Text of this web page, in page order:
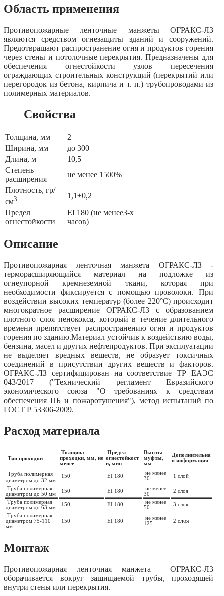
Область применения
Противопожарные ленточные манжеты ОГРАКС-ЛЗ
являются средством огнезащиты зданий и сооружений.
Предотвращают распространение огня и продуктов горения
через стены и потолочные перекрытия. Предназначены для
обеспечения огнестойкости узлов пересечения
ограждающих строительных конструкций (перекрытий или
перегородок из бетона, кирпича и т. п.) трубопроводами из
полимерных материалов.
Свойства
Толщина, мм
2
Ширина, мм
до 300
Длина, м
10,5
Степень
расширения
не менее 1500%
Плотность, гр/
см3
1,1±0,2
Предел
огнестойкости
EI 180 (не менее3-х
часов)
Описание
Противопожарная ленточная манжета ОГРАКС-ЛЗ -
терморасширяющийся материал на подложке из
огнеупорной кремнеземной ткани, которая при
необходимости фиксируется с помощью проволоки. При
воздействии высоких температур (более 220°С) происходит
многократное расширение ОГРАКС-ЛЗ с образованием
плотного слоя пенококса, который в течение длительного
времени препятствует распространению огня и продуктов
горения по зданию.Материал устойчив к воздействию воды,
бензина, масел и других нефтепродуктов. При эксплуатации
не выделяет вредных веществ, не образует токсичных
соединений в присутствии других веществ и факторов.
ОГРАКС-ЛЗ сертифицирован на соответствие ТР ЕАЭС
043/2017 ("Технический регламент Евразийского
экономического союза "О требованиях к средствам
обеспечения ПБ и пожаротушения"), метод испытаний по
ГОСТ Р 53306-2009.
Расход материала
Тип проходки
Толщина
проходки, мм, не
менее
Предел
огнестойкост
и, мин
Высота
муфты,
мм
Дополнительна
я информация
Труба полимерная
диаметром до 32 мм
150 EI 180
не менее
30
1 слой
Труба полимерная
диаметром до 50 мм
150 EI 180
не менее
30
2 слоя
Труба полимерная
диаметром до 63 мм
150 EI 180
не менее
50
3 слоя
Труба полимерная
диаметром 75-110
мм
150 EI 180
не менее
125
2 слоя
Монтаж
Противопожарная ленточная манжета ОГРАКС-Л3
оборачивается вокруг защищаемой трубы, проходящей
внутри стены или перекрытия.